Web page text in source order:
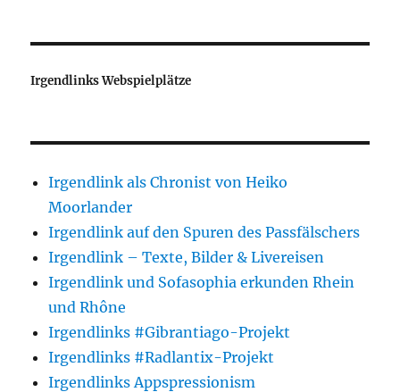
Irgendlinks Webspielplätze
Irgendlink als Chronist von Heiko
Moorlander
Irgendlink auf den Spuren des Passfälschers
Irgendlink – Texte, Bilder & Livereisen
Irgendlink und Sofasophia erkunden Rhein
und Rhône
Irgendlinks #Gibrantiago-Projekt
Irgendlinks #Radlantix-Projekt
Irgendlinks Appspressionism